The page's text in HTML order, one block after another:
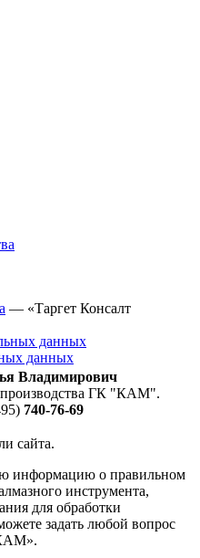
— «Таргет Консалт
данных
данных
Владимирович
ГК "КАМ".
740-76-69
сайта.
информацию о правильном
инструмента,
для обработки
задать любой вопрос